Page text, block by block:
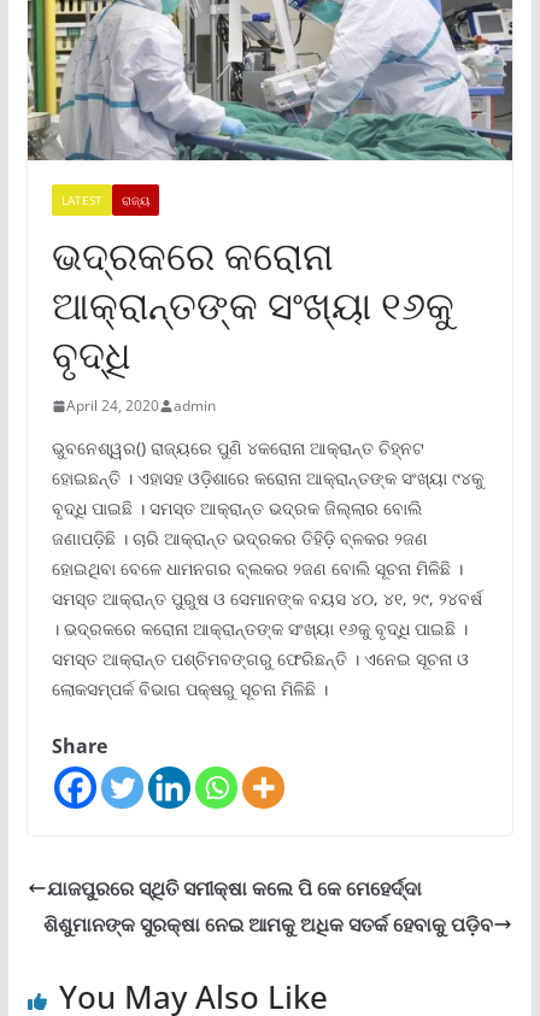
LATEST ରାଜ୍ୟ
ଭଦ୍ରକରେ କରୋନା
ଆକ୍ରାନ୍ତଙ୍କ ସଂଖ୍ୟା ୧୬କୁ
ବୃଦ୍ଧି
April 24, 2020 admin
ଭୁବନେଶ୍ୱର() ରାଜ୍ୟରେ ପୁଣି ୪କରୋନା ଆକ୍ରାନ୍ତ ଚିହ୍ନଟ
ହୋଇଛନ୍ତି । ଏହାସହ ଓଡ଼ିଶାରେ କରୋନା ଆକ୍ରାନ୍ତଙ୍କ ସଂଖ୍ୟା ୯୪କୁ
ବୃଦ୍ଧି ପାଇଛି । ସମସ୍ତ ଆକ୍ରାନ୍ତ ଭଦ୍ରକ ଜିଲ୍ଲାର ବୋଲି
ଜଣାପଡ଼ିଛି । ଚାରି ଆକ୍ରାନ୍ତ ଭଦ୍ରକର ତିହିଡ଼ି ବ୍ଳକର ୨ଜଣ
ହୋଇଥିବା ବେଳେ ଧାମନଗର ବ୍ଲକର ୨ଜଣ ବୋଲି ସୂଚନା ମିଳିଛି ।
ସମସ୍ତ ଆକ୍ରାନ୍ତ ପୁରୁଷ ଓ ସେମାନଙ୍କ ବୟସ ୪୦, ୪୧, ୨୯, ୨୪ବର୍ଷ
। ଭଦ୍ରକରେ କରୋନା ଆକ୍ରାନ୍ତଙ୍କ ସଂଖ୍ୟା ୧୬କୁ ବୃଦ୍ଧି ପାଇଛି ।
ସମସ୍ତ ଆକ୍ରାନ୍ତ ପଶ୍ଚିମବଙ୍ଗରୁ ଫେରିଛନ୍ତି । ଏନେଇ ସୂଚନା ଓ
ଲୋକସମ୍ପର୍କ ବିଭାଗ ପକ୍ଷରୁ ସୂଚନା ମିଳିଛି ।
Share
ଯାଜପୁରରେ ସ୍ଥିତି ସମୀକ୍ଷା କଲେ ପି କେ ମେହେର୍ଦ୍ଦା
ଶିଶୁମାନଙ୍କ ସୁରକ୍ଷା ନେଇ ଆମକୁ ଅଧିକ ସତର୍କ ହେବାକୁ ପଡ଼ିବ
You May Also Like